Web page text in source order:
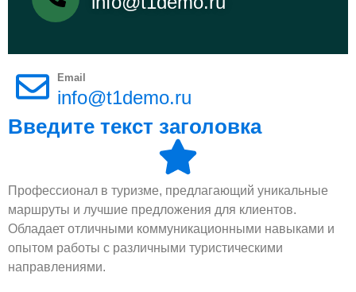
Email
info@t1demo.ru
Введите текст заголовка
Профессионал в туризме, предлагающий уникальные
маршруты и лучшие предложения для клиентов.
Обладает отличными коммуникационными навыками и
опытом работы с различными туристическими
направлениями.